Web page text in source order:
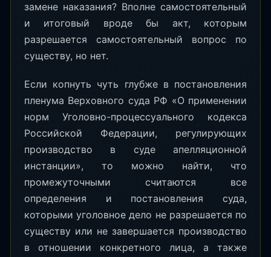
замене наказания? Вполне самостоятельный
и итоговый вроде бы акт, которым
разрешается самостоятельный вопрос по
существу, но нет.
Если копнуть чуть глубже в постановления
пленума Верховного суда РФ «О применении
норм Уголовно-процессуального кодекса
Российской Федерации, регулирующих
производство в суде апелляционной
инстанции», то можно найти, что
промежуточными считаются все
определения и постановления суда,
которыми уголовное дело не разрешается по
существу или не завершается производство
в отношении конкретного лица, а также